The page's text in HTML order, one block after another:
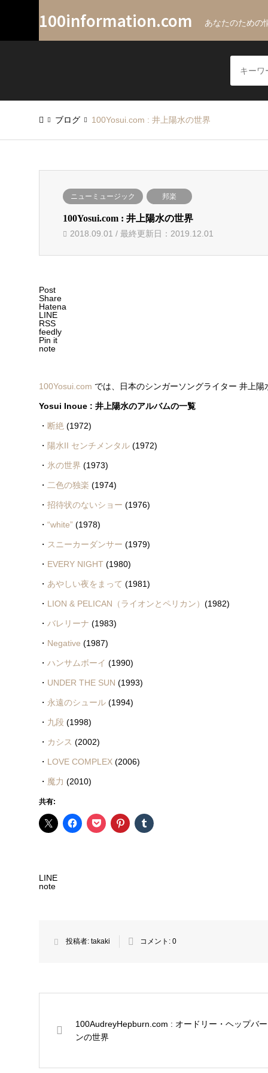
100information.com あなたのための
ブログ 100Yosui.com : 井上陽水の世界
ニューミュージック 邦楽
100Yosui.com : 井上陽水の世界
2018.09.01 / 最終更新日：2019.12.01
Post
Share
Hatena
LINE
RSS
feedly
Pin it
note
100Yosui.com では、日本のシンガーソングライター 井上
Yosui Inoue : 井上陽水のアルバムの一覧
・ 断絶 (1972)
・ 陽水II センチメンタル (1972)
・ 氷の世界 (1973)
・ 二色の独楽 (1974)
・ 招待状のないショー (1976)
・ “white” (1978)
・ スニーカーダンサー (1979)
・ EVERY NIGHT (1980)
・ あやしい夜をまって (1981)
・ LION & PELICAN（ライオンとペリカン） (1982)
・ バレリーナ (1983)
・ Negative (1987)
・ ハンサムボーイ (1990)
・ UNDER THE SUN (1993)
・ 永遠のシュール (1994)
・ 九段 (1998)
・ カシス (2002)
・ LOVE COMPLEX (2006)
・ 魔力 (2010)
共有:
LINE
note
投稿者: takaki コメント: 0
100AudreyHepburn.com : オードリー・ヘップバー
ンの世界